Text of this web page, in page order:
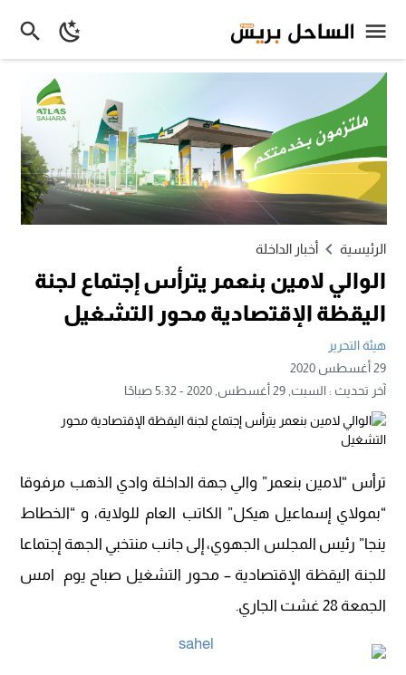
الرئيسية أخبار الداخلة
الوالي لامين بنعمر يترأس إجتماع لجنة
اليقظة الإقتصادية محور التشغيل
هيئة التحرير
29 أغسطس 2020
آخر تحديث :السبت, 29 أغسطس, 2020 - 5:32 صباحًا
ترأس “لامين بنعمر” والي جهة الداخلة وادي الذهب مرفوقا
“بمولاي إسماعيل هيكل” الكاتب العام للولاية، و “الخطاط
ينجا” رئيس المجلس الجهوي، إلى جانب منتخبي الجهة إجتماعا
للجنة اليقظة الإقتصادية – محور التشغيل صباح يوم امس
الجمعة 28 غشت الجاري.